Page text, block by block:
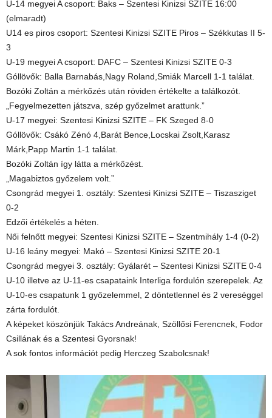
U-14 megyei A csoport: Baks – Szentesi Kinizsi SZITE 16:00
(elmaradt)
U14 es piros csoport: Szentesi Kinizsi SZITE Piros – Székkutas II 5-
3
U-19 megyei A csoport: DAFC – Szentesi Kinizsi SZITE 0-3
Góllövők: Balla Barnabás,Nagy Roland,Smiák Marcell 1-1 találat.
Bozóki Zoltán a mérkőzés után röviden értékelte a találkozót.
„Fegyelmezetten játszva, szép győzelmet arattunk.”
U-17 megyei: Szentesi Kinizsi SZITE – FK Szeged 8-0
Góllövők: Csákó Zénó 4,Barát Bence,Locskai Zsolt,Karasz
Márk,Papp Martin 1-1 találat.
Bozóki Zoltán így látta a mérkőzést.
„Magabiztos győzelem volt.”
Csongrád megyei 1. osztály: Szentesi Kinizsi SZITE – Tiszasziget
0-2
Edzői értékelés a héten.
Női felnőtt megyei: Szentesi Kinizsi SZITE – Szentmihály 1-4 (0-2)
U-16 leány megyei: Makó – Szentesi Kinizsi SZITE 20-1
Csongrád megyei 3. osztály: Gyálarét – Szentesi Kinizsi SZITE 0-4
U-10 illetve az U-11-es csapataink Interliga fordulón szerepelek. Az
U-10-es csapatunk 1 győzelemmel, 2 döntetlennel és 2 vereséggel
zárta fordulót.
A képeket köszönjük Takács Andreának, Szöllősi Ferencnek, Fodor
Csillának és a Szentesi Gyorsnak!
A sok fontos információt pedig Herczeg Szabolcsnak!